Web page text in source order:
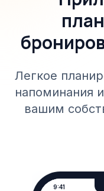
Легкое
напоминания
вашим
9:41